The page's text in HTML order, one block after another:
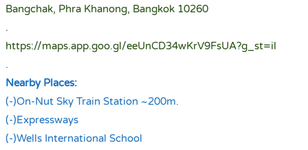
Bangchak, Phra Khanong, Bangkok 10260
.
https://maps.app.goo.gl/eeUnCD34wKrV9FsUA?g_st=il
.
Nearby Places:
(-)On-Nut Sky Train Station ~200m.
(-)Expressways
(-)Wells International School